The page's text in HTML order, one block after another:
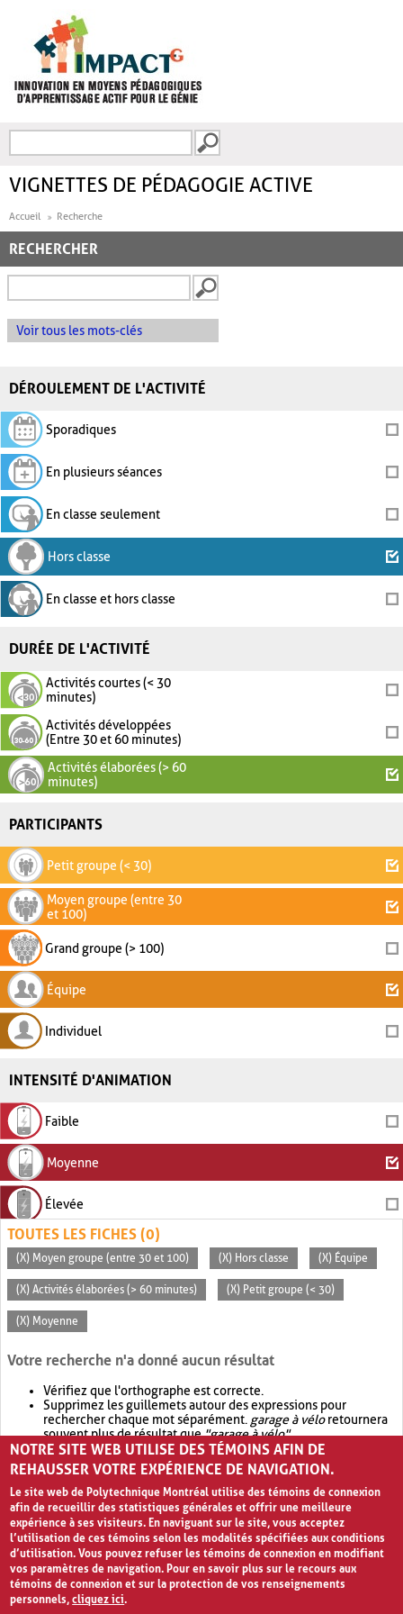
FORMULAIRE DE
VIGNETTES DE PÉDAGOGIE ACTIVE
Accueil Recherche
RECHERCHER
Voir tous les mots-clés
DÉROULEMENT DE L'ACTIVITÉ
Sporadiques
En plusieurs séances
En classe seulement
Hors classe
En classe et hors classe
DURÉE DE L'ACTIVITÉ
Activités courtes (< 30
minutes)
Activités développées
(Entre 30 et 60 minutes)
Activités élaborées (> 60
minutes)
PARTICIPANTS
Petit groupe (< 30)
Moyen groupe (entre 30
et 100)
Grand groupe (> 100)
Équipe
Individuel
INTENSITÉ D'ANIMATION
Faible
Moyenne
Élevée
TOUTES LES FICHES (0)
(X) Moyen groupe (entre 30 et 100) (X) Hors classe (X) Équipe
(X) Activités élaborées (> 60 minutes) (X) Petit groupe (< 30)
(X) Moyenne
Votre recherche n'a donné aucun résultat
Vérifiez que l'orthographe est correcte.
Supprimez les guillemets autour des expressions pour
rechercher chaque mot séparément. garage à véloretournera
souvent plus de résultat que"garage à vélo".
Envisagez d'élargir votre recherche avec OR.garage OR vélo
retournera souvent plus de résultat quegarage à vélo
NOTRE SITE WEB UTILISE DES TÉMOINS AFIN DE
REHAUSSER VOTRE EXPÉRIENCE DE NAVIGATION.
Le site web de Polytechnique Montréal utilise des témoins de connexion
afin de recueillir des statistiques générales et offrir une meilleure
expérience à ses visiteurs. En naviguant sur le site, vous acceptez
l’utilisation de ces témoins selon les modalités spécifiées aux conditions
d’utilisation. Vous pouvez refuser les témoins de connexion en modifiant
vos paramètres de navigation. Pour en savoir plus sur le recours aux
témoins de connexion et sur la protection de vos renseignements
personnels,cliquez ici.